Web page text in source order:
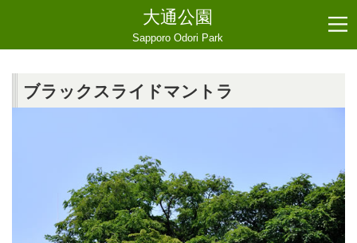
大通公園
Sapporo Odori Park
ブラックスライドマントラ